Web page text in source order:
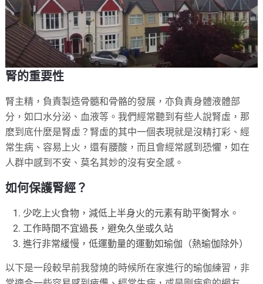
腎的重要性
腎主精，負責製造骨髓和骨骼的發展，亦負責身體液體部
分，如口水分泌、血液等。我們經常聽到有些人說腎虛，那
麽到底什麼是腎虛？腎虛的其中一個表現就是沒精打彩、經
常生病、容易上火，還有腰酸，而且會經常感到恐懼，如在
人群中感到不安、莫名其妙的沒有安全感。
如何保護腎經？
少吃上火食物，減低上半身火的元素有助平衡腎水。
工作時間不宜過長，避免久坐或久站
進行非常緩慢，低運動量的運動如瑜伽（熱瑜伽除外）
以下是一段較早前我發燒的時候所在家進行的瑜伽練習，非